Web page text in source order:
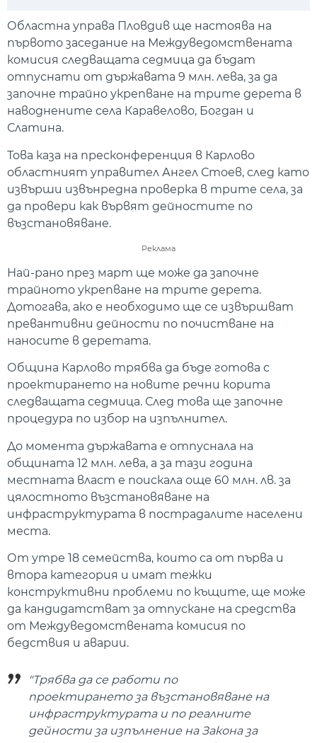
Областна управа Пловдив ще настоява на
първото заседание на Междуведомствената
комисия следващата седмица да бъдат
отпуснати от държавата 9 млн. лева, за да
започне трайно укрепване на трите дерета в
наводнените села Каравелово, Богдан и
Слатина.
Това каза на пресконференция в Карлово
областният управител Ангел Стоев, след като
извърши извънредна проверка в трите села, за
да провери как вървят дейностите по
възстановяване.
Реклама
Най-рано през март ще може да започне
трайното укрепване на трите дерета.
Дотогава, ако е необходимо ще се извършват
превантивни дейности по почистване на
наносите в деретата.
Община Карлово трябва да бъде готова с
проектирането на новите речни корита
следващата седмица. След това ще започне
процедура по избор на изпълнител.
До момента държавата е отпуснала на
общината 12 млн. лева, а за тази година
местната власт е поискала още 60 млн. лв. за
цялостното възстановяване на
инфраструктурата в пострадалите населени
места.
От утре 18 семейства, които са от първа и
втора категория и имат тежки
конструктивни проблеми по къщите, ще може
да кандидатстват за отпускане на средства
от Междуведомствената комисия по
бедствия и аварии.
"Трябва да се работи по
проектирането за възстановяване на
инфраструктурата и по реалните
дейности за изпълнение на Закона за